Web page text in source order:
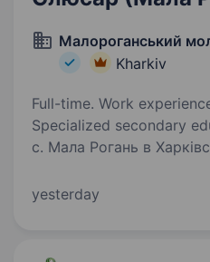
Малороганський
Kharkiv
Full-time. Work
Specialized secondary education.
с. Мала Рогань в
молока та виробництва
yesterday